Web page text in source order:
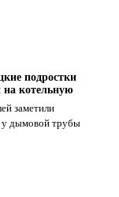
подростки
на котельную
заметили
у дымовой трубы